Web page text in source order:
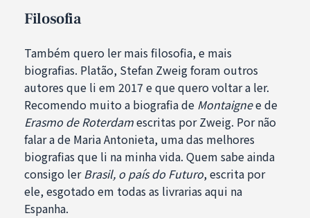
Filosofia
Também quero ler mais filosofia, e mais
biografias. Platão, Stefan Zweig foram outros
autores que li em 2017 e que quero voltar a ler.
Recomendo muito a biografia de Montaignee de
Erasmo de Roterdamescritas por Zweig. Por não
falar a de Maria Antonieta, uma das melhores
biografias que li na minha vida. Quem sabe ainda
consigo lerBrasil, o país do Futuro, escrita por
ele, esgotado em todas as livrarias aqui na
Espanha.